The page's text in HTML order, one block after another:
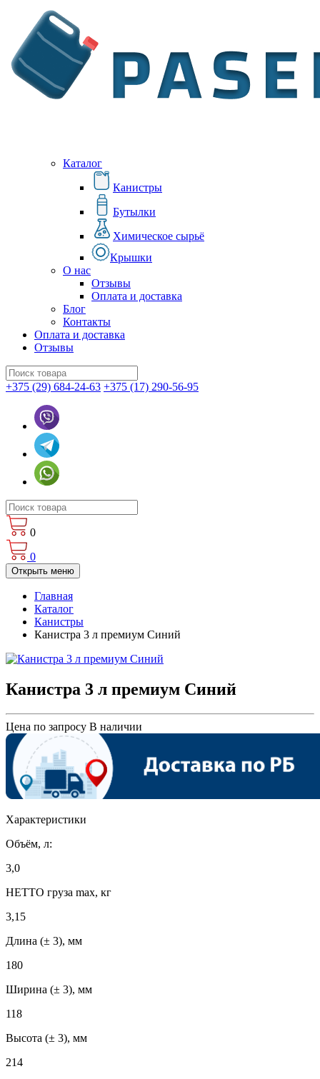
Каталог
Канистры
Бутылки
Химическое сырьё
Крышки
О нас
Отзывы
Оплата и доставка
Блог
Контакты
Оплата и доставка
Отзывы
+375 (29) 684-24-63 +375 (17) 290-56-95
0
0
Открыть меню
Главная
Каталог
Канистры
Канистра 3 л премиум Синий
Канистра 3 л премиум Синий
Цена по запросу В наличии
Характеристики
Объём, л:
3,0
НЕТТО груза max, кг
3,15
Длина (± 3), мм
180
Ширина (± 3), мм
118
Высота (± 3), мм
214